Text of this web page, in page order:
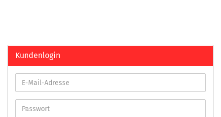
Kundenlogin